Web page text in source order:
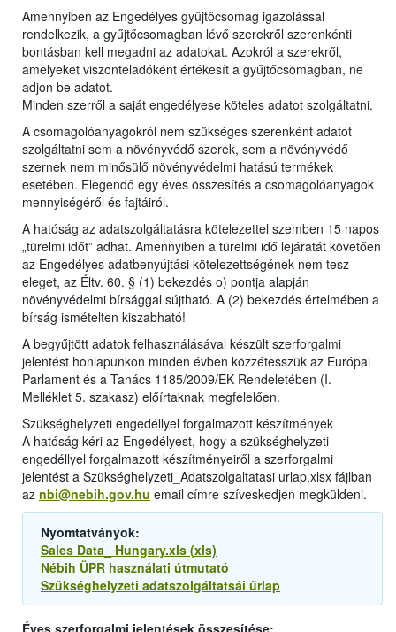
Amennyiben az Engedélyes gyűjtőcsomag igazolással
rendelkezik, a gyűjtőcsomagban lévő szerekről szerenkénti
bontásban kell megadni az adatokat. Azokról a szerekről,
amelyeket viszonteladóként értékesít a gyűjtőcsomagban, ne
adjon be adatot.
Minden szerről a saját engedélyese köteles adatot szolgáltatni.
A csomagolóanyagokról nem szükséges szerenként adatot
szolgáltatni sem a növényvédő szerek, sem a növényvédő
szernek nem minősülő növényvédelmi hatású termékek
esetében. Elegendő egy éves összesítés a csomagolóanyagok
mennyiségéről és fajtáiról.
A hatóság az adatszolgáltatásra kötelezettel szemben 15 napos
„türelmi időt” adhat. Amennyiben a türelmi idő lejáratát követően
az Engedélyes adatbenyújtási kötelezettségének nem tesz
eleget, az Éltv. 60. § (1) bekezdés o) pontja alapján
növényvédelmi bírsággal sújtható. A (2) bekezdés értelmében a
bírság ismételten kiszabható!
A begyűjtött adatok felhasználásával készült szerforgalmi
jelentést honlapunkon minden évben közzétesszük az Európai
Parlament és a Tanács 1185/2009/EK Rendeletében (I.
Melléklet 5. szakasz) előírtaknak megfelelően.
Szükséghelyzeti engedéllyel forgalmazott készítmények
A hatóság kéri az Engedélyest, hogy a szükséghelyzeti
engedéllyel forgalmazott készítményeiről a szerforgalmi
jelentést a Szükséghelyzeti_Adatszolgaltatasi urlap.xlsx fájlban
az nbi@nebih.gov.hu email címre szíveskedjen megküldeni.
Nyomtatványok:
Sales Data_ Hungary.xls (xls)
Nébih ÜPR használati útmutató
Szükséghelyzeti adatszolgáltatsái űrlap